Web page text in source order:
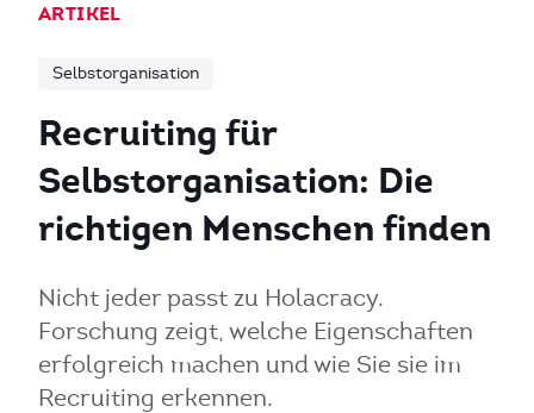
ARTIKEL
Selbstorganisation
Recruiting für
Selbstorganisation: Die
richtigen Menschen finden
Nicht jeder passt zu Holacracy.
Forschung zeigt, welche Eigenschaften
erfolgreich machen und wie Sie sie im
Recruiting erkennen.